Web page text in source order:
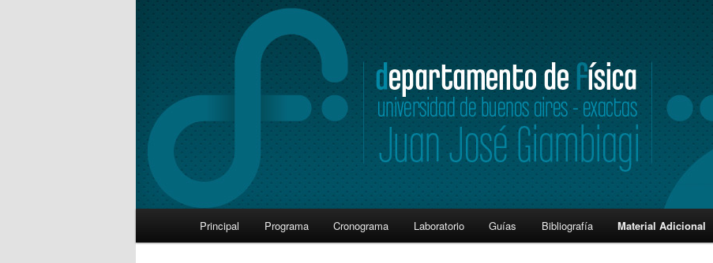
Skip
Principal Programa Cronograma Laboratorio Guías Bibliografía Material Adicional